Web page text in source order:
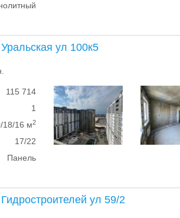
ул 100к5
115 714
1
18/16 м2
17/22
Панель
ул 59/2